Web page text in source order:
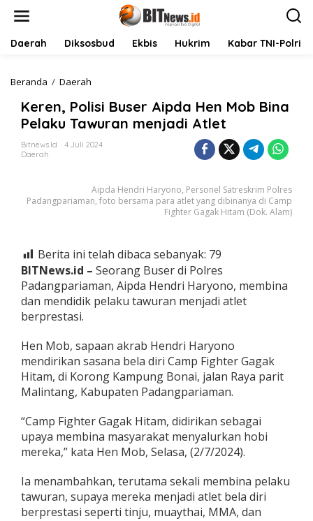
Daerah Diksosbud Ekbis Hukrim Kabar TNI-Polri
Beranda / Daerah
r
e
n
,
i
s
s
e
r
a
H
n
M
b
B
n
P
e
l
Keren, Polisi Buser Aipda Hen Mob Bina
Pelaku Tawuran menjadi Atlet
Bitnews.id
4 Juli 2024
Daerah
Aipda Hendri Haryono, Personel Satreskrim Polres
Padangpariaman, foto bersama para atlet yang dibinanya di Camp
Fighter Gagak Hitam (Dok. Alam)
Berita ini telah dibaca sebanyak: 79
BITNews.id – Seorang Buser di Polres
Padangpariaman, Aipda Hendri Haryono, membina
dan mendidik pelaku tawuran menjadi atlet
berprestasi.
Hen Mob, sapaan akrab Hendri Haryono
mendirikan sasana bela diri Camp Fighter Gagak
Hitam, di Korong Kampung Bonai, jalan Raya parit
Malintang, Kabupaten Padangpariaman.
“Camp Fighter Gagak Hitam, didirikan sebagai
upaya membina masyarakat menyalurkan hobi
mereka,” kata Hen Mob, Selasa, (2/7/2024).
Ia menambahkan, terutama sekali membina pelaku
tawuran, supaya mereka menjadi atlet bela diri
berprestasi seperti tinju, muaythai, MMA, dan